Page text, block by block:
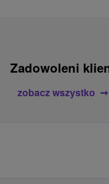
Zadowoleni
zobacz wszystko